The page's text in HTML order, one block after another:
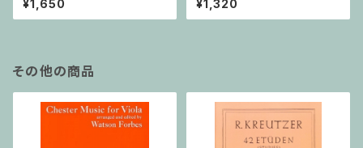
55-4, Op.75 / ヴァイオリンと
ピアノ
¥1,650 ¥1,320
その他の商品